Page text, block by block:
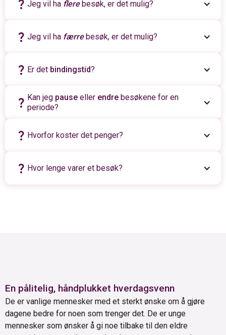
question_mark Jeg vil ha flerebesøk, er det mulig?
question_mark Jeg vil ha færrebesøk, er det mulig?
question_mark Er det bindingstid?
question_mark Kan jeg pause eller endre besøkene for en
periode?
question_mark Hvorfor koster det penger?
question_mark Hvor lenge varer et besøk?
En pålitelig, håndplukket hverdagsvenn
De er vanlige mennesker med et sterkt ønske om å gjøre
dagene bedre for noen som trenger det. De er unge
mennesker som ønsker å gi noe tilbake til den eldre